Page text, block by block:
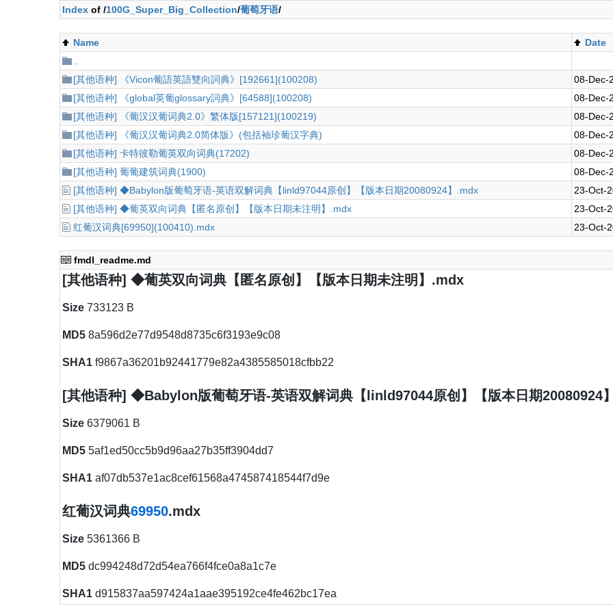
Index of /100G_Super_Big_Collection/葡萄牙语/
Name
Date
[其他语种] 《Vicon葡語英語雙向詞典》[192661](100208)
08-Dec-
[其他语种] 《global英葡glossary詞典》[64588](100208)
08-Dec-
[其他语种] 《葡汉汉葡词典2.0》繁体版[157121](100219)
08-Dec-
[其他语种] 《葡汉汉葡词典2.0简体版》(包括袖珍葡汉字典)
08-Dec-
[其他语种] 卡特彼勒葡英双向词典(17202)
08-Dec-
[其他语种] 葡葡建筑词典(1900)
08-Dec-
[其他语种] ◆Babylon版葡萄牙语-英语双解词典【linld97044原创】【版本日期20080924】.mdx
23-Oct-
[其他语种] ◆葡英双向词典【匿名原创】【版本日期未注明】.mdx
23-Oct-
红葡汉词典[69950](100410).mdx
23-Oct-
fmdl_readme.md
[其他语种] ◆葡英双向词典【匿名原创】【版本日期未注明】.mdx
Size 733123 B
MD5 8a596d2e77d9548d8735c6f3193e9c08
SHA1 f9867a36201b92441779e82a4385585018cfbb22
[其他语种] ◆Babylon版葡萄牙语-英语双解词典【linld97044原创】【版本日期20080924
Size 6379061 B
MD5 5af1ed50cc5b9d96aa27b35ff3904dd7
SHA1 af07db537e1ac8cef61568a474587418544f7d9e
红葡汉词典69950.mdx
Size 5361366 B
MD5 dc994248d72d54ea766f4fce0a8a1c7e
SHA1 d915837aa597424a1aae395192ce4fe462bc17ea